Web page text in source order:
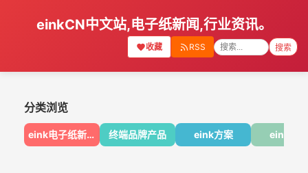
einkCN中文站,电子纸新闻,行业资讯。
收藏 RSS 搜索
分类浏览
eink电子纸新闻 终端品牌产品 eink方案 eink屏幕